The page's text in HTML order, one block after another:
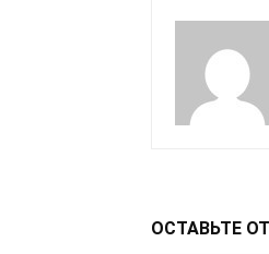
ОСТАВЬТЕ